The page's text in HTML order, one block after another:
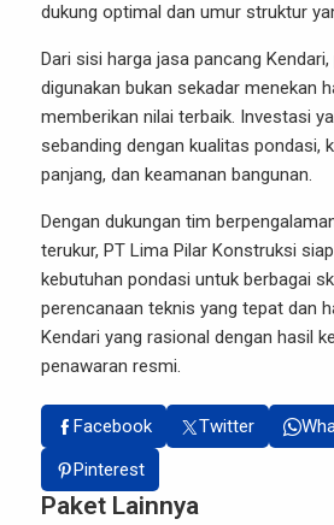
dukung optimal dan umur struktur
Dari sisi harga jasa pancang
digunakan bukan sekadar menekan
memberikan nilai terbaik. Investasi
sebanding dengan kualitas pondasi,
panjang, dan keamanan bangunan.
Dengan dukungan tim
terukur, PT Lima Pilar Konstruksi
kebutuhan pondasi untuk berbagai
perencanaan teknis yang tepat dan
Kendari yang rasional dengan hasil
penawaran resmi.
Facebook Twitter
Pinterest
Paket Lainnya